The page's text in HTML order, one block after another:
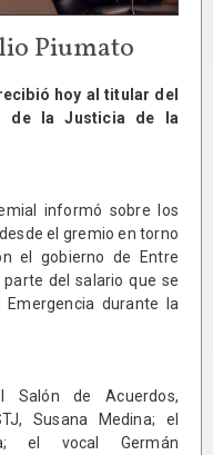
Piumato
hoy al titular del
de la Justicia de la
informó sobre los
el gremio en torno
el gobierno de Entre
del salario que se
durante la
Salón de Acuerdos,
Susana Medina; el
el vocal Germán